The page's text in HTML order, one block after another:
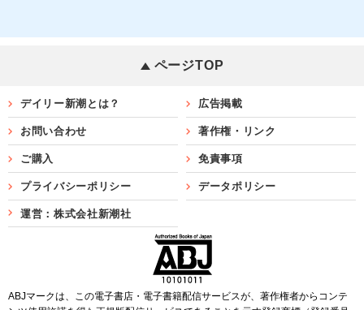
ページTOP
デイリー新潮とは？ 広告掲載
お問い合わせ 著作権・リンク
ご購入 免責事項
プライバシーポリシー データポリシー
運営：株式会社新潮社
ABJマークは、この電子書店・電子書籍配信サービスが、著作権者からコンテ